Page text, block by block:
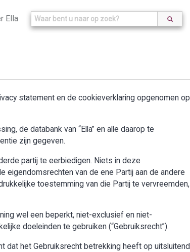
Ella
statement en de cookieverklaring opgenomen op
de databank van “Ella” en alle daarop te
zijn gegeven.
partij te eerbiedigen. Niets in deze
van de ene Partij aan de andere
toestemming van die Partij te vervreemden,
wel een beperkt, niet-exclusief en niet-
doeleinden te gebruiken (“Gebruiksrecht”).
dat het Gebruiksrecht betrekking heeft op uitsluitend